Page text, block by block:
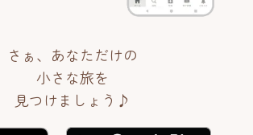
さぁ、あなただけの
小さな旅を
見つけましょう♪